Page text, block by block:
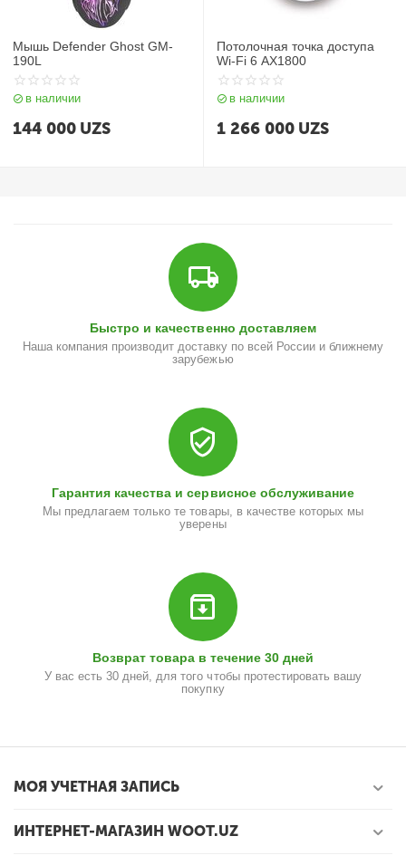
Мышь Defender Ghost GM-
190L
в наличии
144 000 UZS
Потолочная точка доступа
Wi‑Fi 6 AX1800
в наличии
1 266 000 UZS
Быстро и качественно доставляем
Наша компания производит доставку по всей России и ближнему
зарубежью
Гарантия качества и сервисное обслуживание
Мы предлагаем только те товары, в качестве которых мы
уверены
Возврат товара в течение 30 дней
У вас есть 30 дней, для того чтобы протестировать вашу
покупку
МОЯ УЧЕТНАЯ ЗАПИСЬ
ИНТЕРНЕТ-МАГАЗИН WOOT.UZ